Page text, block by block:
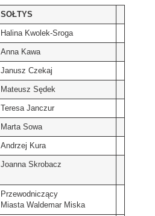
SOŁTYS
Halina Kwolek-Sroga
Anna Kawa
Janusz Czekaj
Mateusz Sędek
Teresa Janczur
Marta Sowa
Andrzej Kura
Joanna Skrobacz
Przewodniczący
Miasta Waldemar Miska